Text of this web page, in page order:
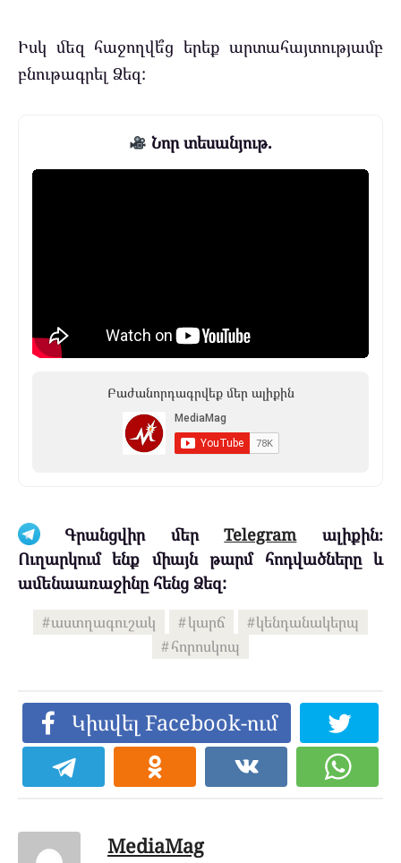
Իսկ մեզ հաջողվե՞ց երեք արտահայտությամբ
բնութագրել Ձեզ:
Նոր տեսանյութ.
Բաժանորդագրվեք մեր ալիքին
Գրանցվիր մերTelegramալիքին։
Ուղարկում ենք միայն թարմ հոդվածները և
ամենաառաջինը հենց Ձեզ:
աստղագուշակ կարճ
կենդանակերպ
հորոսկոպ
Կիսվել Facebook-ում
MediaMag